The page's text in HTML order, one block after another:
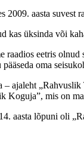
2009. aasta suvest
kas üksinda või
raadios eetris
oma
ajaleht „Rahvuslik
Koguja”, mis on
aasta lõpuni oli